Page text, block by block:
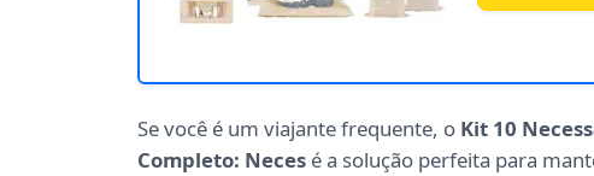
Se você é um viajante frequente, o Kit 10
Completo: Neces é a solução perfeita para